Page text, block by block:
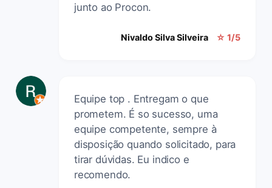
junto ao Procon.
Nivaldo Silva Silveira ☆ 1/5
Equipe top . Entregam o que
prometem. É so sucesso, uma
equipe competente, sempre à
disposição quando solicitado, para
tirar dúvidas. Eu indico e
recomendo.